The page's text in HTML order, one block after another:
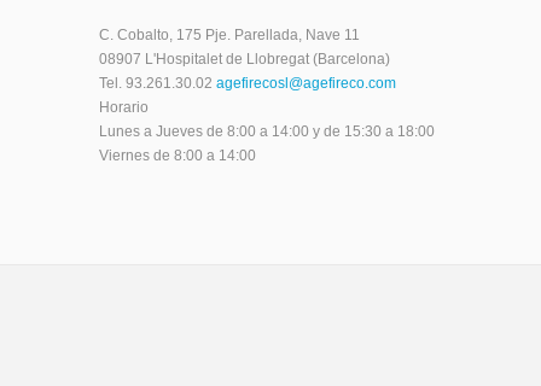
C. Cobalto, 175 Pje. Parellada, Nave 11
08907 L'Hospitalet de Llobregat (Barcelona)
Tel. 93.261.30.02 agefirecosl@agefireco.com
Horario
Lunes a Jueves de 8:00 a 14:00 y de 15:30 a 18:00
Viernes de 8:00 a 14:00